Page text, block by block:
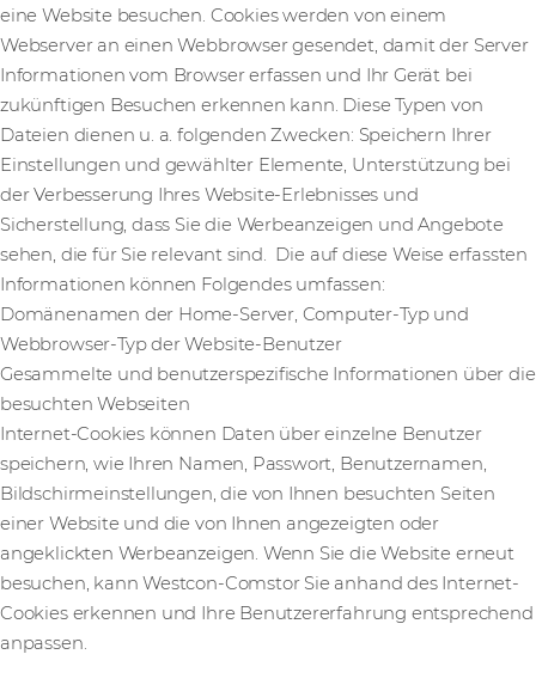
eine Website besuchen. Cookies werden von einem
Webserver an einen Webbrowser gesendet, damit der Server
Informationen vom Browser erfassen und Ihr Gerät bei
zukünftigen Besuchen erkennen kann. Diese Typen von
Dateien dienen u. a. folgenden Zwecken: Speichern Ihrer
Einstellungen und gewählter Elemente, Unterstützung bei
der Verbesserung Ihres Website-Erlebnisses und
Sicherstellung, dass Sie die Werbeanzeigen und Angebote
sehen, die für Sie relevant sind. Die auf diese Weise erfassten
Informationen können Folgendes umfassen:
Domänenamen der Home-Server, Computer-Typ und
Webbrowser-Typ der Website-Benutzer
Gesammelte und benutzerspezifische Informationen über die
besuchten Webseiten
Internet-Cookies können Daten über einzelne Benutzer
speichern, wie Ihren Namen, Passwort, Benutzernamen,
Bildschirmeinstellungen, die von Ihnen besuchten Seiten
einer Website und die von Ihnen angezeigten oder
angeklickten Werbeanzeigen. Wenn Sie die Website erneut
besuchen, kann Westcon-Comstor Sie anhand des Internet-
Cookies erkennen und Ihre Benutzererfahrung entsprechend
anpassen.